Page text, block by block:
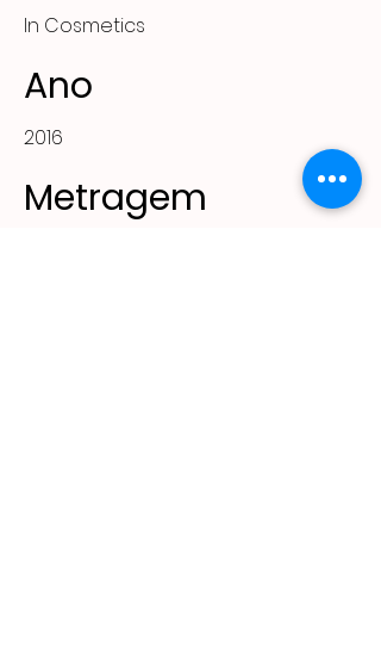
In Cosmetics
Ano
2016
Metragem